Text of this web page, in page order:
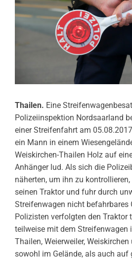
Thailen. Eine
Polizeiinspektion Nordsaarland
einer Streifenfahrt am
ein Mann in einem
Weiskirchen-Thailen Holz auf
Anhänger lud. Als sich die
näherten, um ihn zu
seinen Traktor und fuhr durch
Streifenwagen nicht befahrbares
Polizisten verfolgten den Traktor
teilweise mit dem Streifenwagen
Thailen, Weierweiler,
sowohl im Gelände, als auch auf